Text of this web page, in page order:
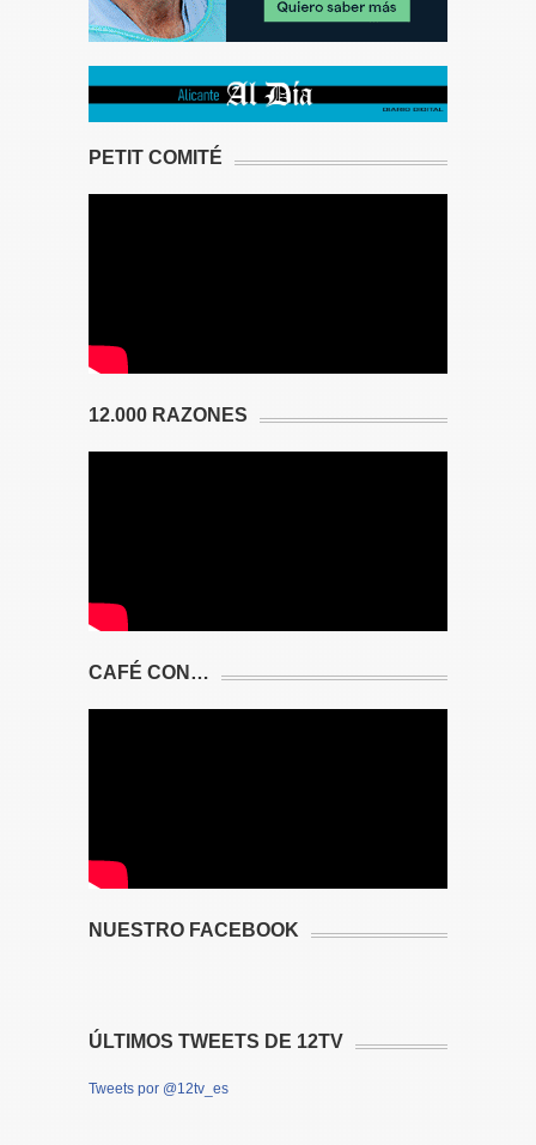
PETIT COMITÉ
12.000 RAZONES
CAFÉ CON…
NUESTRO FACEBOOK
ÚLTIMOS TWEETS DE 12TV
Tweets por @12tv_es